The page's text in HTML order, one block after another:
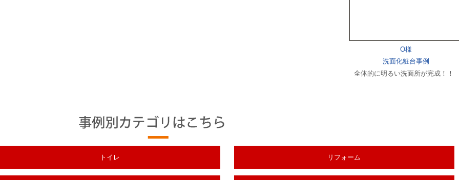
O様
洗面化粧台事例
全体的に明るい洗面所が完成！！
トイレ リフォーム